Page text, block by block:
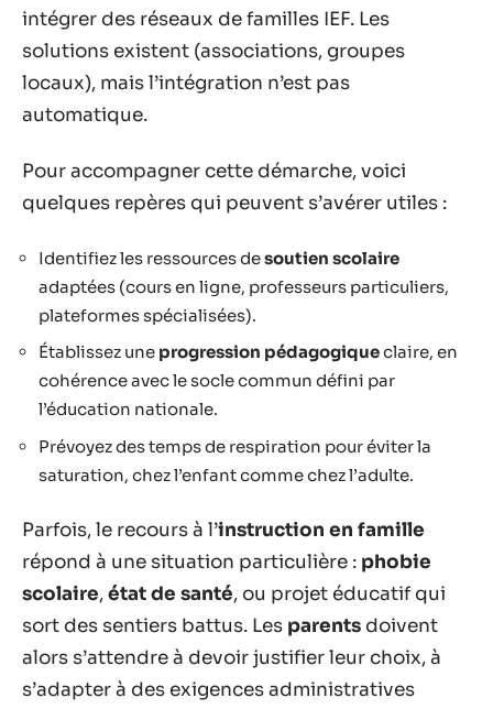
intégrer des réseaux de familles IEF. Les
solutions existent (associations, groupes
locaux), mais l’intégration n’est pas
automatique.
Pour accompagner cette démarche, voici
quelques repères qui peuvent s’avérer utiles :
Identifiez les ressources desoutien scolaire
adaptées (cours en ligne, professeurs particuliers,
plateformes spécialisées).
Établissez une progression pédagogiqueclaire, en
cohérence avec le socle commun défini par
l’éducation nationale.
Prévoyez des temps de respiration pour éviter la
saturation, chez l’enfant comme chez l’adulte.
Parfois, le recours à l’instruction en famille
répond à une situation particulière : phobie
scolaire,état de santé, ou projet éducatif qui
sort des sentiers battus. Les parents doivent
alors s’attendre à devoir justifier leur choix, à
s’adapter à des exigences administratives